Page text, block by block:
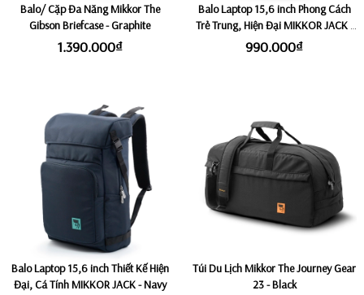
Balo/ Cặp Đa Năng Mikkor The
Gibson Briefcase - Graphite
1.390.000₫
Balo Laptop 15,6 inch Phong Cách
Trẻ Trung, Hiện Đại MIKKOR JACK -
Black
990.000₫
Balo Laptop 15,6 inch Thiết Kế Hiện
Đại, Cá Tính MIKKOR JACK - Navy
Túi Du Lịch Mikkor The Journey Gear
23 - Black